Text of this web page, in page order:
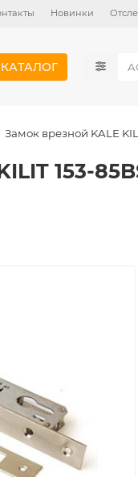
Новинки
КАТАЛОГ
Замок врезной KALE
153-